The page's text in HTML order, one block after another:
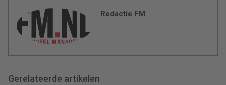
Redactie FM
Gerelateerde artikelen